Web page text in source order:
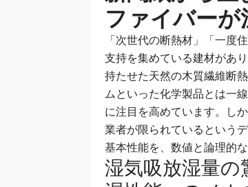
ファイバーが
「次世代の断熱材」「一度
支持を集めている建材があ
持たせた天然の木質繊維断
ムといった化学製品とは一
に注目を高めています。し
業者が限られているという
基本性能を、数値と論理的
湿気吸放湿量の